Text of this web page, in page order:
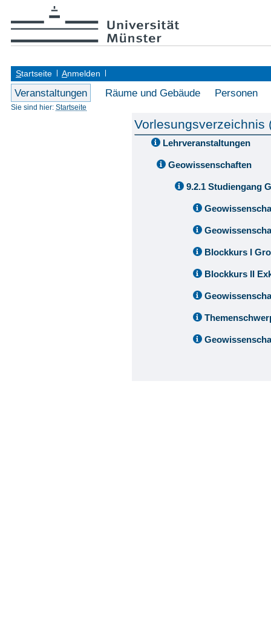
Startseite Anmelden
Veranstaltungen Räume und Gebäude Personen
Sie sind hier: Startseite
Vorlesungsverzeichnis
Lehrveranstaltungen
Geowissenschaften
9.2.1 Studiengang
Blockkurs I
Blockkurs II